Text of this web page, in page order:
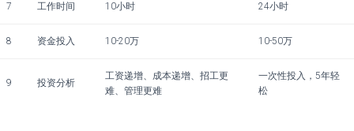
7 工作时间 10小时 24小时
8 资金投入 10-20万 10-50万
9 投资分析
工资递增、成本递增、招工更
难、管理更难
一次性投入， 5年轻
松